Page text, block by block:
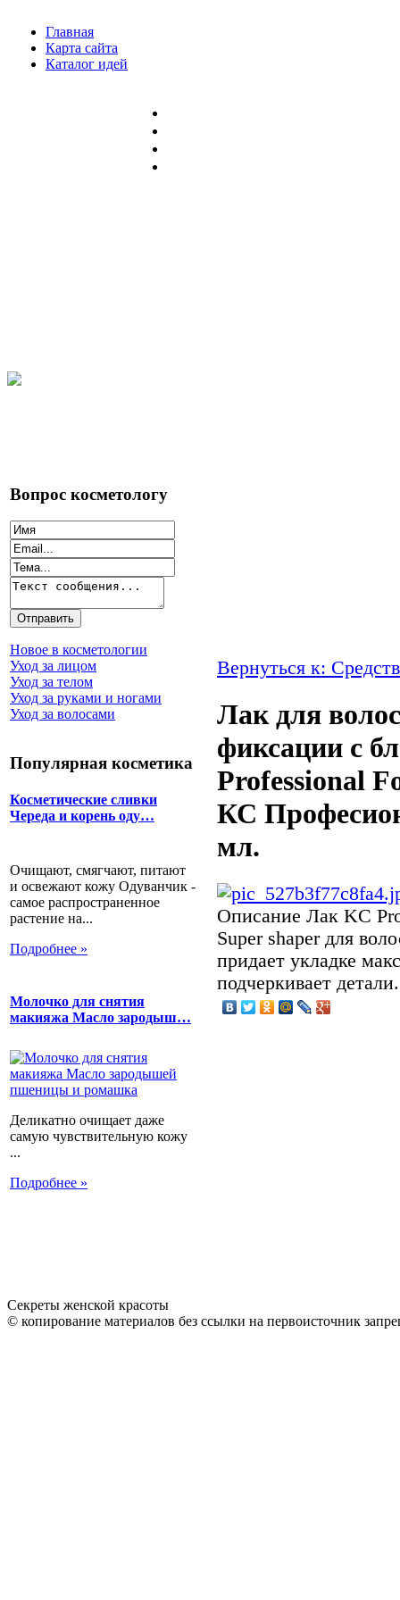
Главная
Карта сайта
Каталог идей
Вопрос косметологу
Новое в косметологии
Уход за лицом
Уход за телом
Уход за руками и ногами
Уход за волосами
Популярная косметика
Косметические сливки
Череда и корень оду…
Очищают, смягчают, питают
и освежают кожу Одуванчик -
самое распространенное
растение на...
Подробнее »
Молочко для снятия
макияжа Масло зародыш…
Деликатно очищает даже
самую чувствительную кожу
...
Подробнее »
Вернуться к:
Лак для
фиксации с
Professional
КС
мл.
Описание Лак KC
Super shaper для
придает укладке
подчеркивает детали.
Секреты женской красоты
© копирование материалов без ссылки на первоисточник